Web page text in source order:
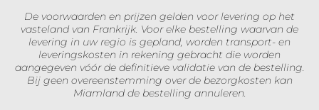
De voorwaarden en prijzen gelden voor levering op het
vasteland van Frankrijk. Voor elke bestelling waarvan de
levering in uw regio is gepland, worden transport- en
leveringskosten in rekening gebracht die worden
aangegeven vóór de definitieve validatie van de bestelling.
Bij geen overeenstemming over de bezorgkosten kan
Miamland de bestelling annuleren.